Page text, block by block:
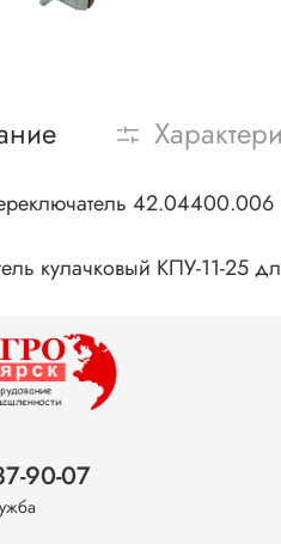
кулачковый КПУ-11-25
90-07